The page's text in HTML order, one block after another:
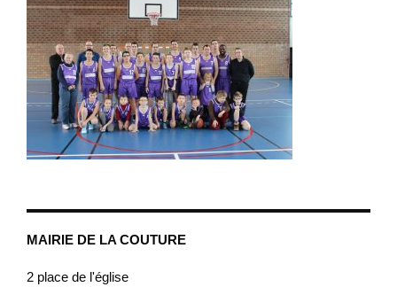
MAIRIE DE LA COUTURE
2 place de l'église